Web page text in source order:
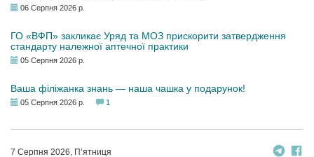
06 Серпня 2026 р.
ГО «ВФП» закликає Уряд та МОЗ прискорити затвердження
стандарту належної аптечної практики
05 Серпня 2026 р.
Ваша філіжанка знань — наша чашка у подарунок!
05 Серпня 2026 р. 1
7 Серпня 2026, П’ятниця